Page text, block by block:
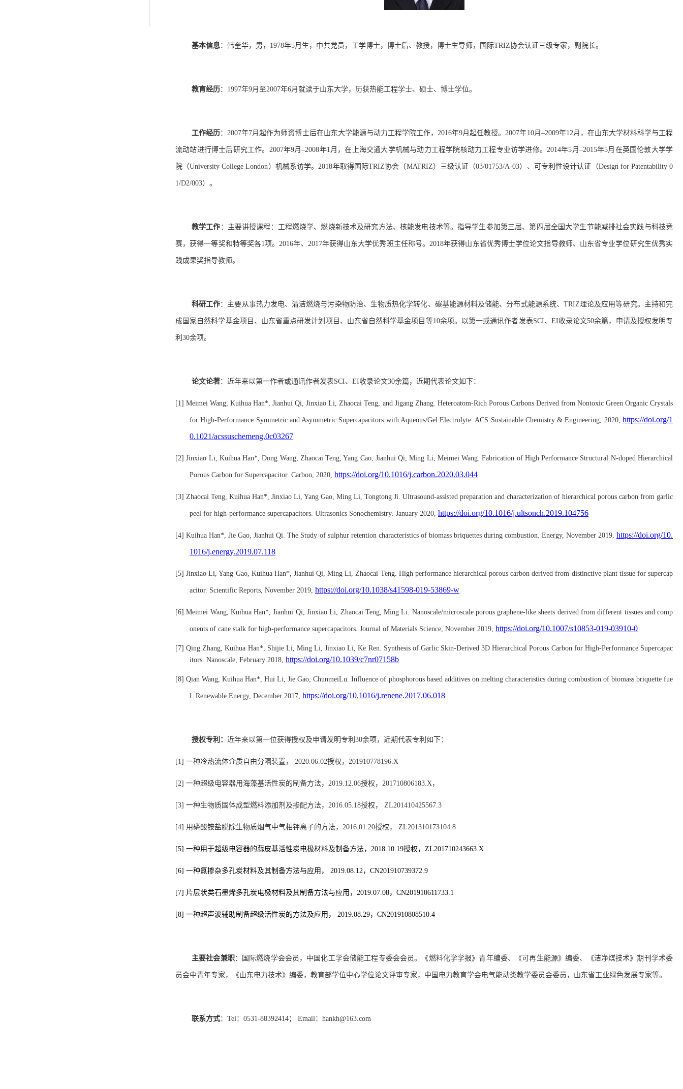
基本信息 ：韩奎华，男， 1978年5月 生 ， 中共党员， 工学博士， 博士后、 教授，博士生导师， 国际TRIZ协会认证三级专家， 副院长。
教育经历 ： 1997年9月至2007年6月就读于山东大学，历获热能工程学士、硕士、博士学位。
工作经历 ： 2007年7月起作为师资博士后在山东大学能源与动力工程学院工作， 2016年9月起任教授。 2007年10月 –2009年12 月，在山东大学材料科学与工程
流动站进行博士后研究工作。 2007年9月–2008年1 月，在上海交通大学机械与动力工程学院核动力工程专业访学进修。 2014年5 月 –2015年5月在英国伦敦大学学
院（University College London ）机械系访学。 2018年取得国际TRIZ协会（MATRIZ）三级认证（03/01753/A-03）、可专利性设计认证（Design for Patentability 0
1/D2/003）。
教学工作 ： 主要讲授课程：工程燃烧学、燃烧新技术及研究方法、核能发电技术等。指导学生参加第三届、第四届全国大学生节能减排社会实践与科技竞
赛，获得一等奖和特等奖各1项。 2016年、 2017年获得山东大学优秀班主任称号。 2018年获得山东省优秀博士学位论文指导教师、山东省专业学位研究生优秀实
践成果奖指导教师。
科研工作：主要从事热力发电、清洁燃烧与污染物防治、生物质热化学转化、碳基能源材料及储能、分布式能源系统、TRIZ理论及应用等研究。主持和完
成国家自然科学基金项目、山东省重点研发计划项目、山东省自然科学基金项目等10余项。以第一或通讯作者发表SCI、 EI收录论文50余篇，申请及授权发明专
利 30余项。
论文论著： 近年来以第一作者或通讯作者发表SCI、 EI收录论文30余篇，近期代表论文如下：
[1]Meimei Wang, Kuihua Han*, Jianhui Qi, Jinxiao Li, Zhaocai Teng, and Jigang Zhang. Heteroatom-Rich Porous Carbons Derived from Nontoxic Green Organic Crystals
for High-Performance Symmetric and Asymmetric Supercapacitors with Aqueous/Gel Electrolyte. ACS Sustainable Chemistry & Engineering, 2020, https://doi.org/1
0.1021/acssuschemeng.0c03267
[2]Jinxiao Li, Kuihua Han*, Dong Wang, Zhaocai Teng, Yang Cao, Jianhui Qi, Ming Li, Meimei Wang. Fabrication of High Performance Structural N-doped Hierarchical
Porous Carbon for Supercapacitor. Carbon, 2020, https://doi.org/10.1016/j.carbon.2020.03.044
[3] Zhaocai Teng, Kuihua Han* , Jinxiao Li, Yang Gao, Ming Li, Tongtong Ji Ultrasound-assisted preparation and characterization of hierarchical porous carbon from garlic
peel for high-performance supercapacitors Ultrasonics Sonochemistry January 2020, https://doi.org/10.1016/j.ultsonch.2019.104756
[4]Kuihua Han*,Jie Gao ,Jianhui Qi The Study of sulphur retention characteristics of biomass briquettes during combustion . Energy,November 2019 https://doi.org/10.
1016/j.energy.2019.07.118
[5]Jinxiao Li, Yang Gao, Kuihua Han*, Jianhui Qi, Ming Li, Zhaocai Teng. High performance hierarchical porous carbon derived from distinctive plant tissue for supercap
acitor. Scientific Reports, November 2019, https://doi.org/10.1038/s41598-019-53869-w
[6]Meimei Wang, Kuihua Han*,Jianhui Qi Jinxiao Li Zhaocai Teng,Ming Li Nanoscale/microscale porous graphene-like sheets derived from different tissues and comp
onents of cane stalk for high-performance supercapacitors Journal of Materials Science November 2019, https://doi.org/10.1007/s10853-019-03910-0
[7]Qing Zhang, Kuihua Han*, Shijie Li, Ming Li, Jinxiao Li, Ke Ren. Synthesis of Garlic Skin-Derived 3D Hierarchical Porous Carbon for High-Performance Supercapac
itors. Nanoscale, February 2018 https://doi.org/10.1039/c7nr07158b
[8]Qian Wang, Kuihua Han*, Hui Li, Jie Gao, ChunmeiLu. Influence of phosphorous based additives on melting characteristics during combustion of biomass briquette fue
l. Renewable Energy, December 2017, https://doi.org/10.1016/j.renene.2017.06.018
授权专利： 近年来以第一位获得授权及申请发明专利 30余项，近期代表专利如下：
[1] 一种冷热流体介质自由分隔装置， 2020.06.02授权 ， 201910778196.X
[2] 一种超级电容器用海藻基活性炭的制备方法， 2019.12.06授权， 201710806183.X ，
[3] 一种生物质固体成型燃料添加剂及掺配方法， 2016.05.18授权， ZL201410425567.3
[4] 用磷酸铵盐脱除生物质烟气中气相钾离子的方法， 2016.01.20授权， ZL201310173104.8
[5] 一种用于超级电容器的蒜皮基活性炭电极材料及制备方法， 2018.10.19授权， ZL201710243663.X
[6] 一种氮掺杂多孔炭材料及其制备方法与应用， 2019.08.12 ， CN201910739372.9
[7] 片层状类石墨烯多孔炭电极材料及其制备方法与应用， 2019.07.08， CN201910611733.1
[8] 一种超声波辅助制备超级活性炭的方法及应用， 2019.08.29， CN201910808510.4
主要社会兼职：国际燃烧学会会员，中国化工学会储能工程专委会会员。《燃料化学学报》青年编委、《可再生能源》编委、《洁净煤技术》期刊学术委
员会中青年专家，《山东电力技术》编委，教育部学位中心学位论文评审专家，中国电力教育学会电气能动类教学委员会委员，山东省工业绿色发展专家等。
联系方式： Tel ： 0531-88392414； Email ： hankh@163.com